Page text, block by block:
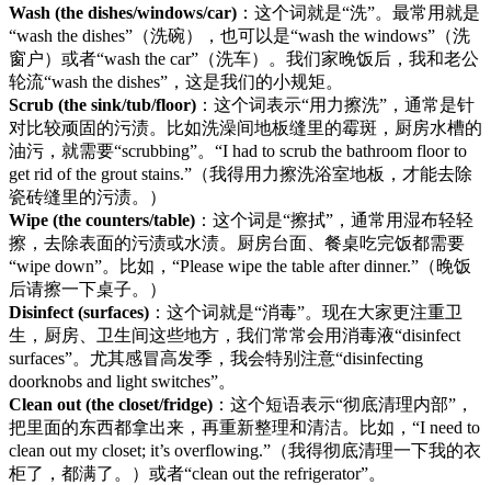
Wash (the dishes/windows/car) ：这个词就是“洗”。最常用就是
“wash the dishes”（洗碗），也可以是“wash the windows”（洗
窗户）或者“wash the car”（洗车）。我们家晚饭后，我和老公
轮流“wash the dishes”，这是我们的小规矩。
Scrub (the sink/tub/floor) ：这个词表示“用力擦洗”，通常是针
对比较顽固的污渍。比如洗澡间地板缝里的霉斑，厨房水槽的
油污，就需要“scrubbing”。“I had to scrub the bathroom floor to
get rid of the grout stains.”（我得用力擦洗浴室地板，才能去除
瓷砖缝里的污渍。）
Wipe (the counters/table) ：这个词是“擦拭”，通常用湿布轻轻
擦，去除表面的污渍或水渍。厨房台面、餐桌吃完饭都需要
“wipe down”。比如，“Please wipe the table after dinner.”（晚饭
后请擦一下桌子。）
Disinfect (surfaces) ：这个词就是“消毒”。现在大家更注重卫
生，厨房、卫生间这些地方，我们常常会用消毒液“disinfect
surfaces”。尤其感冒高发季，我会特别注意“disinfecting
doorknobs and light switches”。
Clean out (the closet/fridge) ：这个短语表示“彻底清理内部”，
把里面的东西都拿出来，再重新整理和清洁。比如，“I need to
clean out my closet; it’s overflowing.”（我得彻底清理一下我的衣
柜了，都满了。）或者“clean out the refrigerator”。